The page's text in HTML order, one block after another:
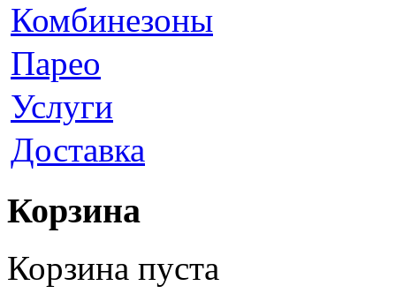
Комбинезоны
Парео
Услуги
Доставка
Корзина
Корзина пуста